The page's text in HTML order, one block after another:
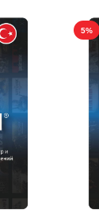
5%